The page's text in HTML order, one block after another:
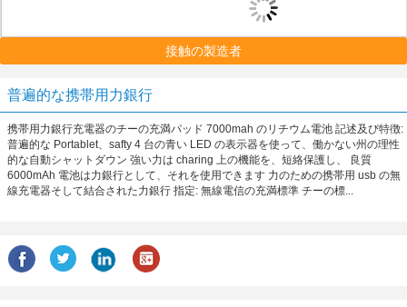
接触の製造者
普遍的な携帯用力銀行
携帯用力銀行充電器のチーの充満パッド 7000mah のリチウム電池 記述及び特徴:
普遍的な Portablet、safty 4 台の青い LED の表示器を使って、働かない州の理性
的な自動シャットダウン 強い力は charing 上の機能を、短絡保護し、 良質
6000mAh 電池は力銀行として、それを使用できます 力のための携帯用 usb の無
線充電器そして結合された力銀行 指定: 無線電信の充満標準 チーの標...